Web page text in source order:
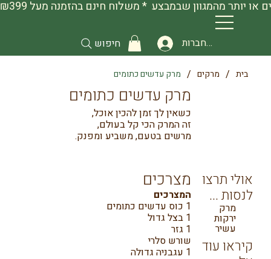
להתחברות חיפוש
בית / מרקים / מרק עדשים כתומים
מרק עדשים כתומים
כשאין לך זמן להכין אוכל,
זה המרק הכי קל בעולם,
מרשים בטעם, משביע ומפנק.
אולי תרצו
לנסות ...
מרק
ירקות
עשיר
קיראו עוד
מצרכים
המצרכים
1 כוס עדשים כתומים
1 בצל גדול
1 גזר
שורש סלרי
1 עגבניה גדולה